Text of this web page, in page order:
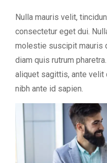
Nulla mauris velit,
consectetur eget dui.
molestie suscipit mauris
diam quis rutrum
aliquet sagittis, ante velit
nibh ante id sapien.